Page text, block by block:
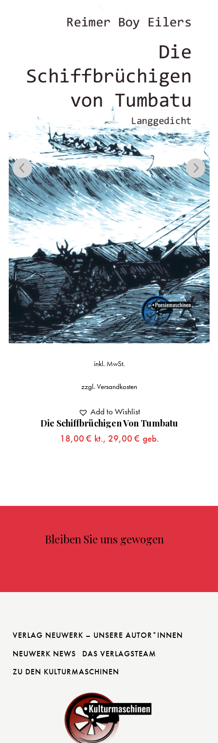
Die Schiffbrüchigen Von Tumbatu
18,00 € kt., 29,00 € geb.
inkl. MwSt.
zzgl. Versandkosten
Add to Wishlist
Bleiben Sie uns gewogen
VERLAG NEUWERK – UNSERE AUTOR*INNEN
NEUWERK NEWS
DAS VERLAGSTEAM
ZU DEN KULTURMASCHINEN